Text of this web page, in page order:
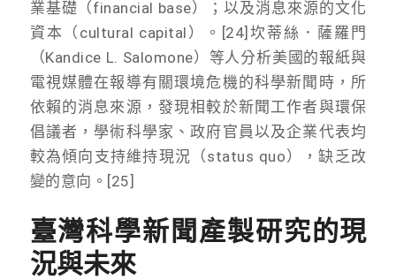
業基礎（financial base）；以及消息來源的文化
資本（cultural capital）。[24]坎蒂絲．薩羅門
（Kandice L. Salomone）等人分析美國的報紙與
電視媒體在報導有關環境危機的科學新聞時，所
依賴的消息來源，發現相較於新聞工作者與環保
倡議者，學術科學家、政府官員以及企業代表均
較為傾向支持維持現況（status quo），缺乏改
變的意向。[25]
臺灣科學新聞產製研究的現
況與未來